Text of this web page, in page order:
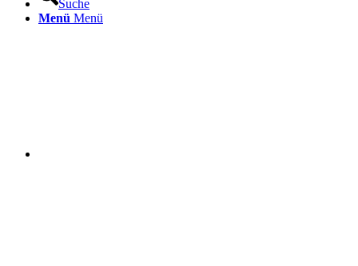
Suche
Menü Menü